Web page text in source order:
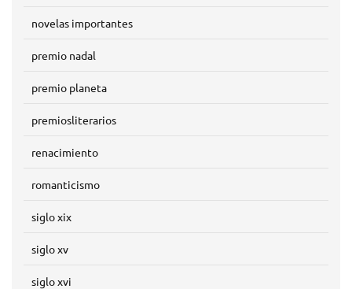
novelas importantes
premio nadal
premio planeta
premiosliterarios
renacimiento
romanticismo
siglo xix
siglo xv
siglo xvi